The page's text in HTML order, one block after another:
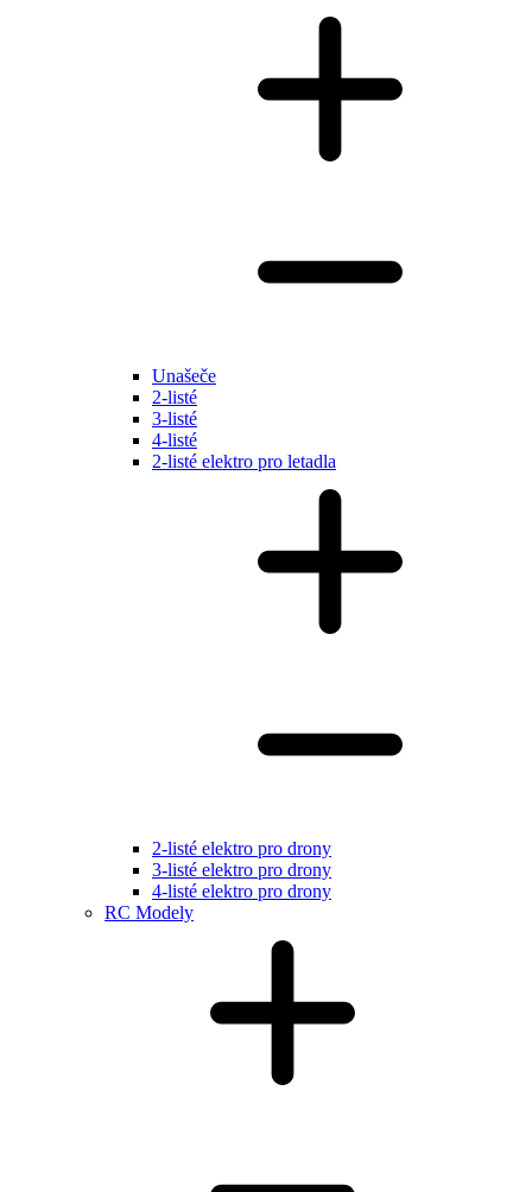
Unašeče
2-listé
3-listé
4-listé
2-listé elektro pro letadla
2-listé elektro pro drony
3-listé elektro pro drony
4-listé elektro pro drony
RC Modely